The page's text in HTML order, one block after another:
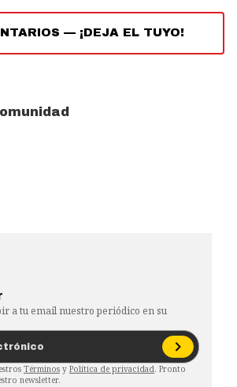
— ¡DEJA EL TUYO!
a tu email nuestro periódico en su
Términos y Política de privacidad. Pronto
newsletter.